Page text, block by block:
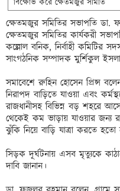
বিক্ষোভ করে ক্ষেতমজুর সমিতি
ক্ষেতমজুর সমিতির সভাপতি ডা.
ক্ষেতমজুর সমিতির কার্যকরী
কল্লোল বনিক, নির্বাহী কমিটির
সাংগঠনিক সম্পাদক মুর্শিকুল
সমাবেশে রুহিন হোসেন প্রিন্স
নিরাপদ বাড়িতে যাওয়া এবং
রাজধানীসহ বিভিন্ন বড় শহরে
থেকেই কম ভাড়ায় যাওয়ার জন্য
ঝুঁকি নিয়ে বাড়ি যাত্রা করতে হতো
সিড়ক দূর্ঘটনায় এসব মৃত্যুকে
দাবি জানান।